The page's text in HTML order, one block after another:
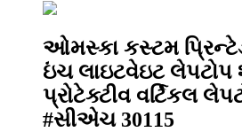
ઓમસ્કા કસ્ટમ
ઇંચ લાઇટવેઇટ લેપટોપ
પ્રોટેક્ટીવ વર્ટિકલ
#સીએચ 30115